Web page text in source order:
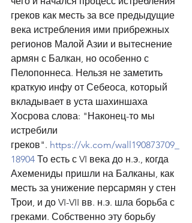
греков как месть за все предыдущие
века истребления ими прибрежных
регионов Малой Азии и вытеснение
армян с Балкан, но особенно с
Пелопоннеса. Нельзя не заметить
краткую инфу от Себеоса, который
вкладывает в уста шахиншаха
Хосрова слова: "Наконец-то мы
истребили
греков". https://vk.com/wall190873709_
18904 То есть с VI века до н.э., когда
Ахемениды пришли на Балканы, как
месть за унижение персармян у стен
Трои, и до VI-VII вв. н.э. шла борьба с
греками. Собственно эту борьбу